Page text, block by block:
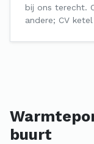
bij ons terecht.
andere; CV
buurt